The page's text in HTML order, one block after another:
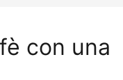
con una